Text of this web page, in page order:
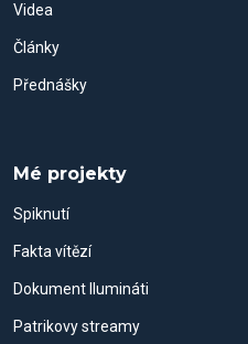
Videa
Články
Přednášky
Mé projekty
Spiknutí
Fakta vítězí
Dokument Ilumináti
Patrikovy streamy